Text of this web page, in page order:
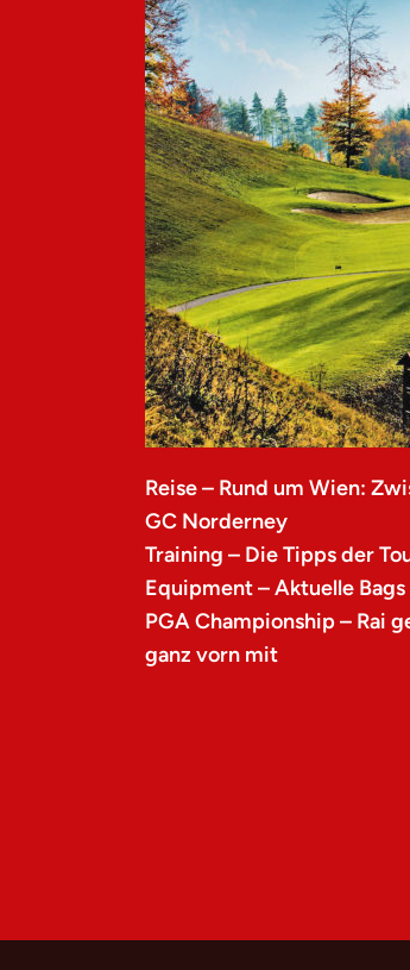
Reise – Rund um Wien:
GC Norderney
Training – Die Tipps der
Equipment – Aktuelle
PGA Championship – Rai
ganz vorn mit